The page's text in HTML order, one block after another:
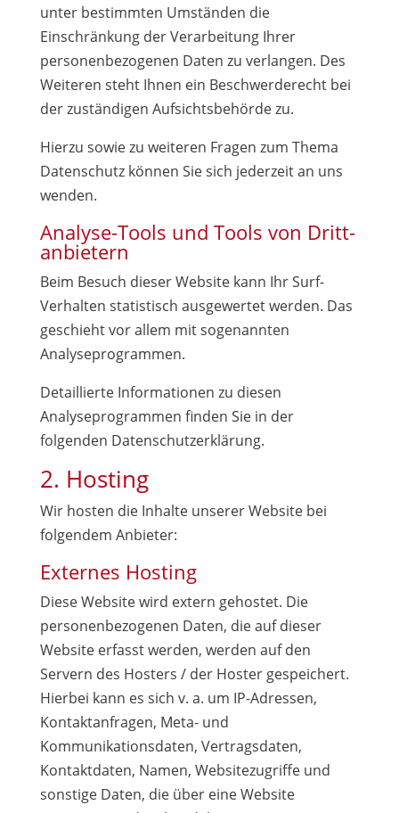
unter bestimmten Umständen die
Einschränkung der Verarbeitung Ihrer
personenbezogenen Daten zu verlangen. Des
Weiteren steht Ihnen ein Beschwerderecht bei
der zuständigen Aufsichtsbehörde zu.
Hierzu sowie zu weiteren Fragen zum Thema
Datenschutz können Sie sich jederzeit an uns
wenden.
Analyse-Tools und Tools von Dritt­
anbietern
Beim Besuch dieser Website kann Ihr Surf-
Verhalten statistisch ausgewertet werden. Das
geschieht vor allem mit sogenannten
Analyseprogrammen.
Detaillierte Informationen zu diesen
Analyseprogrammen finden Sie in der
folgenden Datenschutzerklärung.
2. Hosting
Wir hosten die Inhalte unserer Website bei
folgendem Anbieter:
Externes Hosting
Diese Website wird extern gehostet. Die
personenbezogenen Daten, die auf dieser
Website erfasst werden, werden auf den
Servern des Hosters / der Hoster gespeichert.
Hierbei kann es sich v. a. um IP-Adressen,
Kontaktanfragen, Meta- und
Kommunikationsdaten, Vertragsdaten,
Kontaktdaten, Namen, Websitezugriffe und
sonstige Daten, die über eine Website